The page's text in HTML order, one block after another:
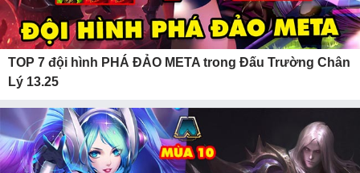
TOP 7 đội hình PHÁ ĐẢO META trong Đấu Trường Chân
Lý 13.25